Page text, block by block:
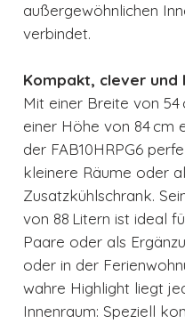
außergewöhnlichen
verbindet.
Kompakt, clever und
Mit einer Breite von 54
einer Höhe von 84 cm
der FAB10HRPG6
kleinere Räume oder
Zusatzkühlschrank.
von 88 Litern ist ideal
Paare oder als
oder in der
wahre Highlight liegt
Innenraum: Speziell